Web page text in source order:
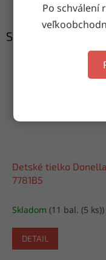
Po schválení
Súvisiaci tovar
Detské tielko Donella
7781B5
Skladom (11 bal. (5 ks))
DETAIL